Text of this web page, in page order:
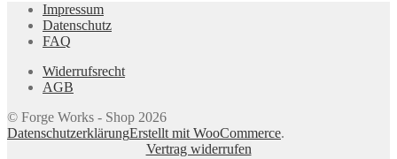
Impressum
Datenschutz
FAQ
Widerrufsrecht
AGB
© Forge Works - Shop 2026
DatenschutzerklärungErstellt mit WooCommerce.
Vertrag widerrufen